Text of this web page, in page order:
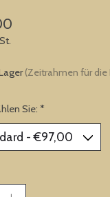
(Zeitrahmen für
Sie: *